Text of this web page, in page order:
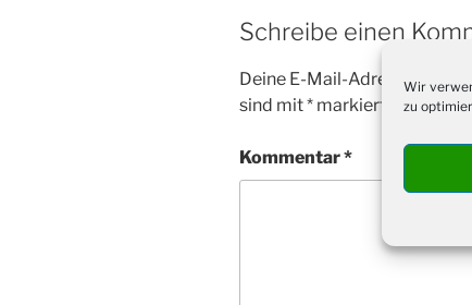
Wir
zu
Schreibe einen
Deine E-Mail-Adresse wird
sind mit* markiert
Kommentar*